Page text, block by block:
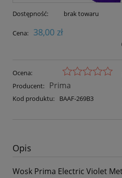
Dostępność: brak towaru
Cena: 38,00 zł
Ocena:
Producent:
Prima
Kod produktu: BAAF-269B3
Opis
Wosk Prima Electric Violet